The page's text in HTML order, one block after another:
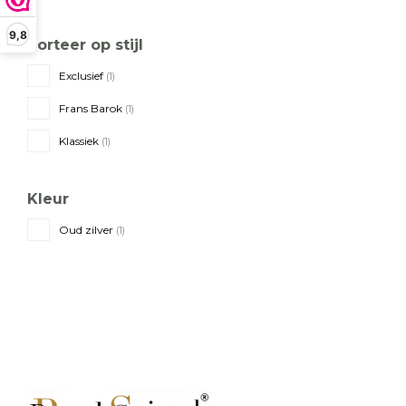
9,8
Sorteer op stijl
Exclusief (1)
Frans Barok (1)
Klassiek (1)
Kleur
Oud zilver (1)